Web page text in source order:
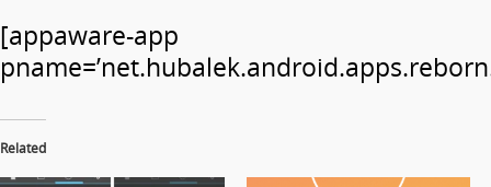
[appaware-app
Related